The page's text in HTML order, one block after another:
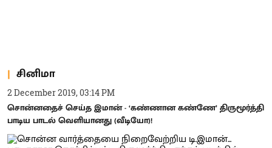
சினிமா
2 December 2019, 03:14 PM
சொன்னதைச் செய்த இமான் - ‘கண்ணான கண்ணே’ திருமூர்த்தி
பாடிய பாடல் வெளியானது (வீடியோ)!